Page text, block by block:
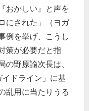
おかしい』と声を
にされた」（ヨガ
例を挙げ、こうし
策が必要だと指
の野原諭次長は、
ドライン」に基
乱用に当たりうる